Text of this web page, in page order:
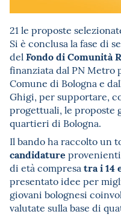
21 le proposte
Si è conclusa la fase di
del Fondo di Comunità
finanziata dal PN Metro
Comune di Bologna e
Ghigi, per supportare,
progettuali, le proposte
quartieri di Bologna.
Il bando ha raccolto un
candidature provenienti
di età compresa tra i 14
presentato idee per
giovani bolognesi
valutate sulla base di